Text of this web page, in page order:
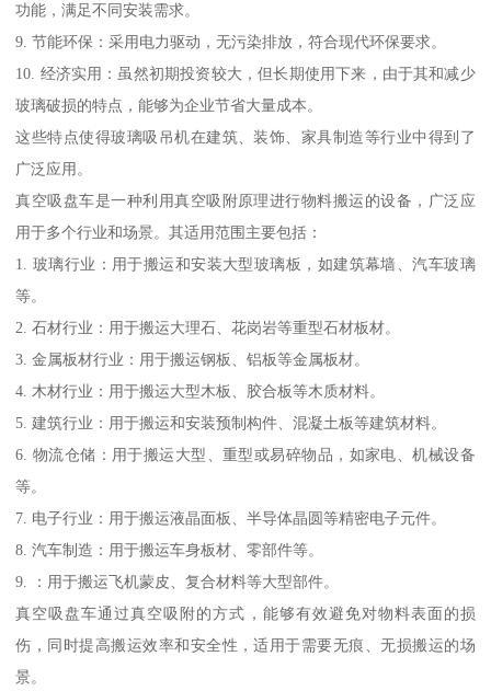
功能，满足不同安装需求。
9. 节能环保：采用电力驱动，无污染排放，符合现代环保要求。
10. 经济实用：虽然初期投资较大，但长期使用下来，由于其和减少
玻璃破损的特点，能够为企业节省大量成本。
这些特点使得玻璃吸吊机在建筑、装饰、家具制造等行业中得到了
广泛应用。
真空吸盘车是一种利用真空吸附原理进行物料搬运的设备，广泛应
用于多个行业和场景。其适用范围主要包括：
1. 玻璃行业：用于搬运和安装大型玻璃板，如建筑幕墙、汽车玻璃
等。
2. 石材行业：用于搬运大理石、花岗岩等重型石材板材。
3. 金属板材行业：用于搬运钢板、铝板等金属板材。
4. 木材行业：用于搬运大型木板、胶合板等木质材料。
5. 建筑行业：用于搬运和安装预制构件、混凝土板等建筑材料。
6. 物流仓储：用于搬运大型、重型或易碎物品，如家电、机械设备
等。
7. 电子行业：用于搬运液晶面板、半导体晶圆等精密电子元件。
8. 汽车制造：用于搬运车身板材、零部件等。
9. ：用于搬运飞机蒙皮、复合材料等大型部件。
真空吸盘车通过真空吸附的方式，能够有效避免对物料表面的损
伤，同时提高搬运效率和安全性，适用于需要无痕、无损搬运的场
景。